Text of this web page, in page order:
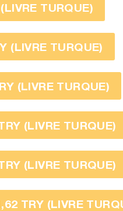
TURQUE)
(LIVRE TURQUE)
(LIVRE TURQUE)
(LIVRE TURQUE)
(LIVRE TURQUE)
TRY (LIVRE